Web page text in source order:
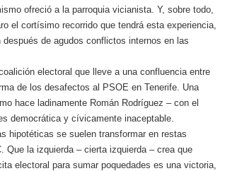
ofreció a la parroquia vicianista. Y, sobre todo,
el cortísimo recorrido que tendrá esta experiencia,
de agudos conflictos internos en las
electoral que lleve a una confluencia entre
de los desafectos al PSOE en Tenerife. Una
hace ladinamente Román Rodríguez – con el
democrática y cívicamente inaceptable.
hipotéticas se suelen transformar en restas
la izquierda – cierta izquierda – crea que
electoral para sumar poquedades es una victoria,